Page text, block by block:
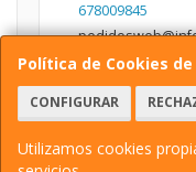
Política de Cookies
CONFIGURAR
Utilizamos cookies
678009845
Horario
10:00 A 14:00 17:00 A